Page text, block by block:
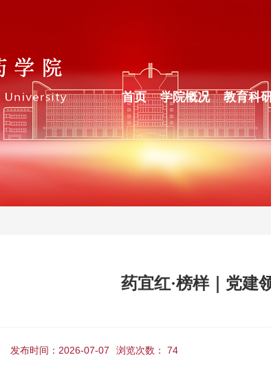
首页 学院概况 教育科
药宜红·榜样｜党建
发布时间：2026-07-07 浏览次数： 74